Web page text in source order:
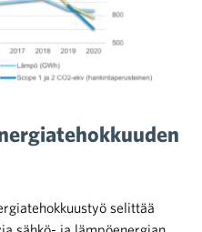
selittää